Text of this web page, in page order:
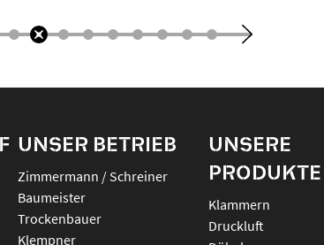
UNSER BETRIEB
Zimmermann / Schreiner
Baumeister
Trockenbauer
Klempner
UNSERE
PRODUKTE
klammern
druckluft